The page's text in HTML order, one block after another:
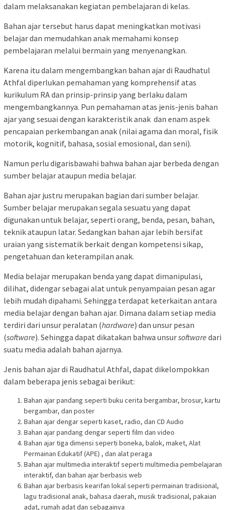
dalam melaksanakan kegiatan pembelajaran di kelas.
Bahan ajar tersebut harus dapat meningkatkan motivasi
belajar dan memudahkan anak memahami konsep
pembelajaran melalui bermain yang menyenangkan.
Karena itu dalam mengembangkan bahan ajar di Raudhatul
Athfal diperlukan pemahaman yang komprehensif atas
kurikulum RA dan prinsip-prinsip yang berlaku dalam
mengembangkannya. Pun pemahaman atas jenis-jenis bahan
ajar yang sesuai dengan karakteristik anak dan enam aspek
pencapaian perkembangan anak (nilai agama dan moral, fisik
motorik, kognitif, bahasa, sosial emosional, dan seni).
Namun perlu digarisbawahi bahwa bahan ajar berbeda dengan
sumber belajar ataupun media belajar.
Bahan ajar justru merupakan bagian dari sumber belajar.
Sumber belajar merupakan segala sesuatu yang dapat
digunakan untuk belajar, seperti orang, benda, pesan, bahan,
teknik ataupun latar. Sedangkan bahan ajar lebih bersifat
uraian yang sistematik berkait dengan kompetensi sikap,
pengetahuan dan keterampilan anak.
Media belajar merupakan benda yang dapat dimanipulasi,
dilihat, didengar sebagai alat untuk penyampaian pesan agar
lebih mudah dipahami. Sehingga terdapat keterkaitan antara
media belajar dengan bahan ajar. Dimana dalam setiap media
terdiri dari unsur peralatan (hardware) dan unsur pesan
(software). Sehingga dapat dikatakan bahwa unsursoftware dari
suatu media adalah bahan ajarnya.
Jenis bahan ajar di Raudhatul Athfal, dapat dikelompokkan
dalam beberapa jenis sebagai berikut:
Bahan ajar pandang seperti buku cerita bergambar, brosur, kartu
bergambar, dan poster
Bahan ajar dengar seperti kaset, radio, dan CD Audio
Bahan ajar pandang dengar seperti film dan video
Bahan ajar tiga dimensi seperti boneka, balok, maket, Alat
Permainan Edukatif (APE) , dan alat peraga
Bahan ajar multimedia interaktif seperti multimedia pembelajaran
interaktif, dan bahan ajar berbasis web
Bahan ajar berbasis kearifan lokal seperti permainan tradisional,
lagu tradisional anak, bahasa daerah, musik tradisional, pakaian
adat, rumah adat dan sebagainya